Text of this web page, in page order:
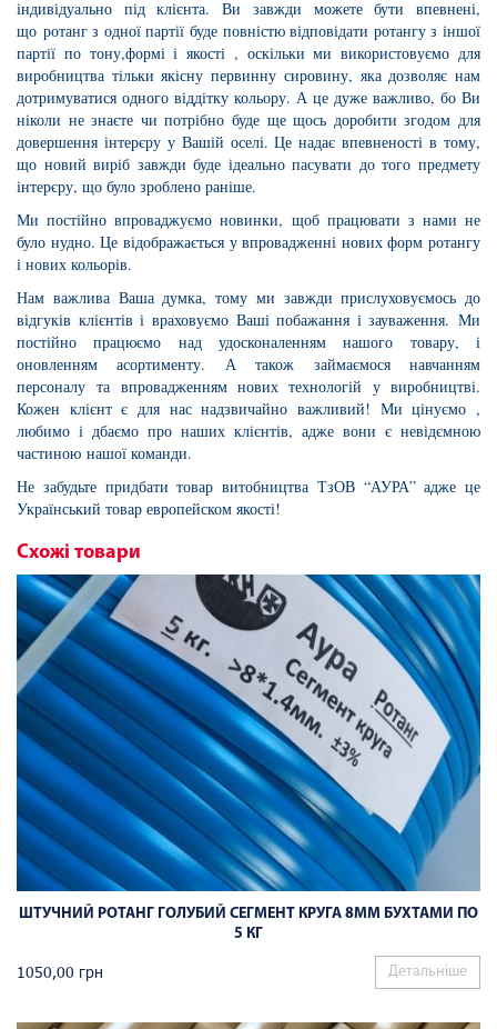
індивідуально під клієнта. Ви завжди можете бути впевнені,
що ротанг з одної партії буде повністю відповідати ротангу з іншої
партії по тону,формі і якості , оскільки ми використовуємо для
виробництва тільки якісну первинну сировину, яка дозволяє нам
дотримуватися одного віддітку кольору. А це дуже важливо, бо Ви
ніколи не знаєте чи потрібно буде ще щось доробити згодом для
довершення інтерєру у Вашій оселі. Це надає впевненості в тому,
що новий виріб завжди буде ідеально пасувати до того предмету
інтерєру, що було зроблено раніше.
Ми постійно впроваджуємо новинки, щоб працювати з нами не
було нудно. Це відображається у впровадженні нових форм ротангу
і нових кольорів.
Нам важлива Ваша думка, тому ми завжди прислуховуємось до
відгуків клієнтів і враховуємо Ваші побажання і зауваження. Ми
постійно працюємо над удосконаленням нашого товару, і
оновленням асортименту. А також займаємося навчанням
персоналу та впровадженням нових технологій у виробництві.
Кожен клієнт є для нас надзвичайно важливий! Ми цінуємо ,
любимо і дбаємо про наших клієнтів, адже вони є невідємною
частиною нашої команди.
Не забудьте придбати товар витобництва ТзОВ “АУРА” адже це
Український товар европейском якості!
Схожі товари
ШТУЧНИЙ РОТАНГ ГОЛУБИЙ СЕГМЕНТ КРУГА 8ММ БУХТАМИ ПО
5 КГ
1050,00 грн Детальніше